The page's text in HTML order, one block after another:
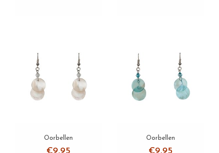
Oorbellen Oorbellen